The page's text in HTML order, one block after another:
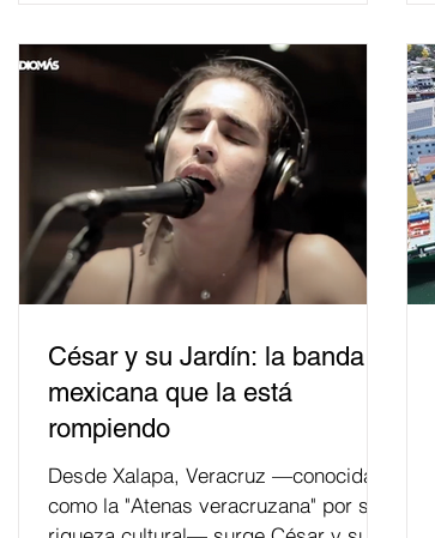
César y su Jardín: la banda
mexicana que la está
rompiendo
Desde Xalapa, Veracruz —conocida
como la "Atenas veracruzana" por su